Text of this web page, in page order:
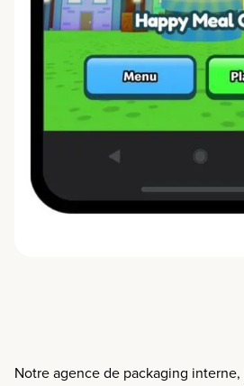
Notre agence de packaging interne,